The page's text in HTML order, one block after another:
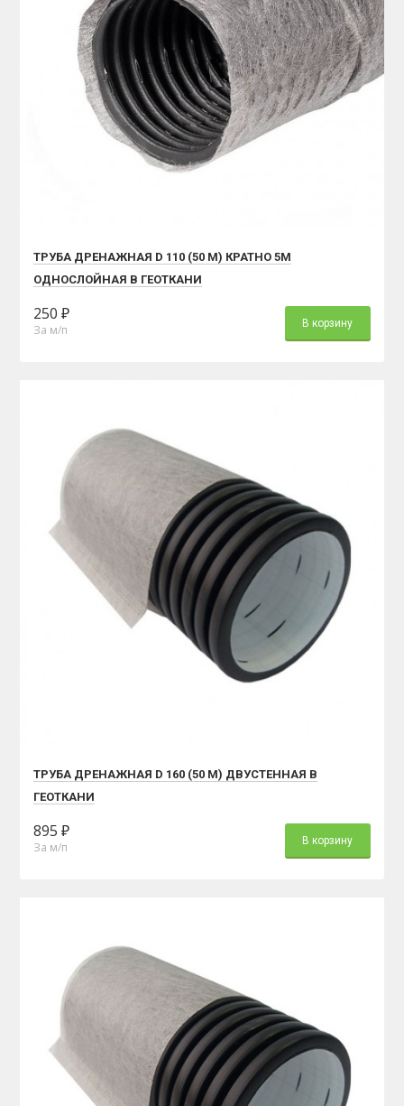
ТРУБА ДРЕНАЖНАЯ D 110 (50 М) КРАТНО 5М
ОДНОСЛОЙНАЯ В ГЕОТКАНИ
250 ₽
За м/п В корзину
ТРУБА ДРЕНАЖНАЯ D 160 (50 М) ДВУСТЕННАЯ В
ГЕОТКАНИ
895 ₽
За м/п В корзину